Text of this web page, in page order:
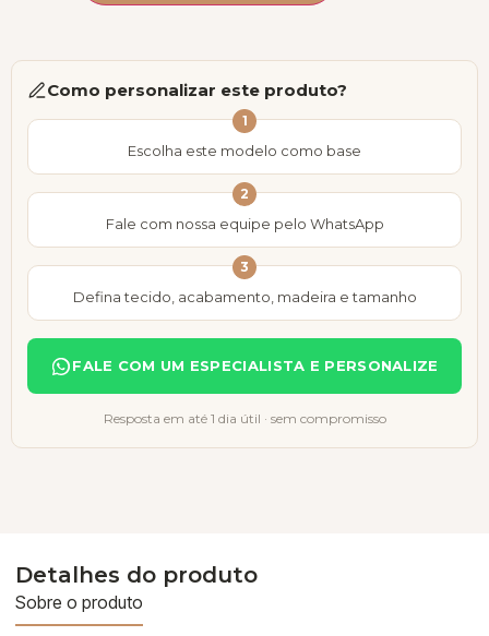
Como personalizar este produto?
1
Escolha este modelo como base
2
Fale com nossa equipe pelo WhatsApp
3
Defina tecido, acabamento, madeira e tamanho
FALE COM UM ESPECIALISTA E PERSONALIZE
Resposta em até 1 dia útil · sem compromisso
Detalhes do produto
Sobre o produto